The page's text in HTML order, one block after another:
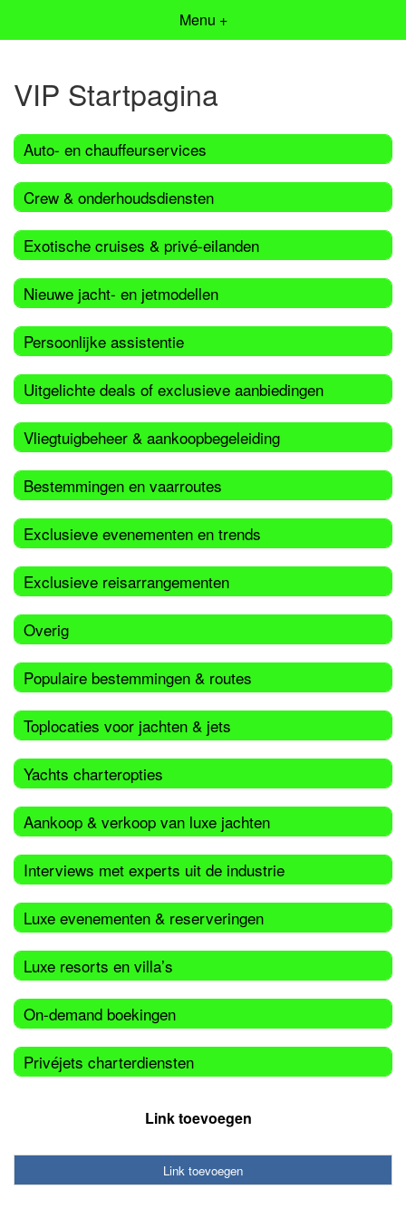
Menu +
VIP Startpagina
Auto- en chauffeurservices
Crew & onderhoudsdiensten
Exotische cruises & privé-eilanden
Nieuwe jacht- en jetmodellen
Persoonlijke assistentie
Uitgelichte deals of exclusieve aanbiedingen
Vliegtuigbeheer & aankoopbegeleiding
Bestemmingen en vaarroutes
Exclusieve evenementen en trends
Exclusieve reisarrangementen
Overig
Populaire bestemmingen & routes
Toplocaties voor jachten & jets
Yachts charteropties
Aankoop & verkoop van luxe jachten
Interviews met experts uit de industrie
Luxe evenementen & reserveringen
Luxe resorts en villa’s
On-demand boekingen
Privéjets charterdiensten
Link toevoegen
Link toevoegen